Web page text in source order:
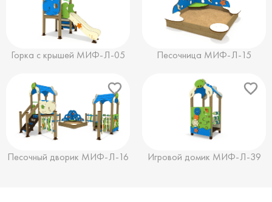
Горка с крышей МИФ-Л-05 Песочница МИФ-Л-15
Песочный дворик МИФ-Л-16 Игровой домик МИФ-Л-39